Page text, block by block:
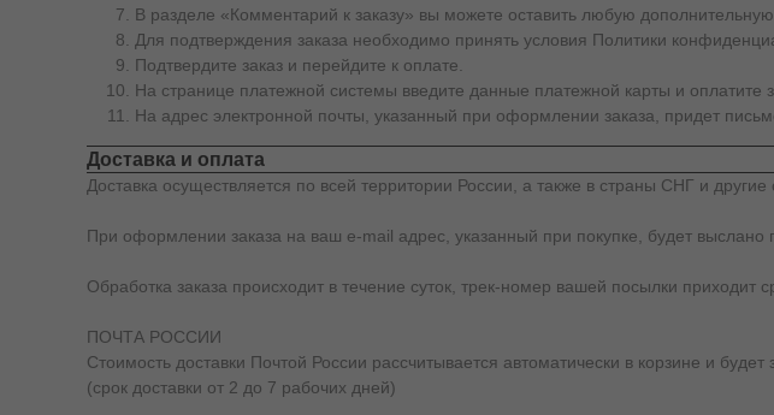
В разделе «Комментарий к заказу» вы можете оставить любую
Для подтверждения заказа необходимо принять условия Политики
Подтвердите заказ и перейдите к оплате.
На странице платежной системы введите данные платежной карты и оплатите
На адрес электронной почты, указанный при оформлении заказа, придет
Доставка и оплата
Доставка осуществляется по всей территории России, а также в страны СНГ и другие
При оформлении заказа на ваш e-mail адрес, указанный при покупке, будет выслано
Обработка заказа происходит в течение суток, трек-номер вашей посылки приходит
ПОЧТА РОССИИ
Стоимость доставки Почтой России рассчитывается автоматически в корзине и будет
(срок доставки от 2 до 7 рабочих дней)